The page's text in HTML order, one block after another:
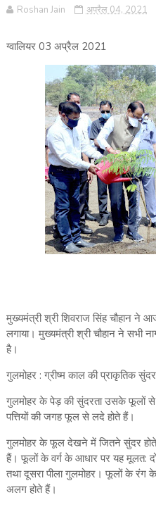
Roshan Jain अप्रैल 04, 2021
ग्वालियर 03 अप्रैल 2021
मुख्यमंत्री श्री शिवराज सिंह चौहान ने
लगाया। मुख्यमंत्री श्री चौहान ने सभी
है।
गुलमोहर : ग्रीष्म काल की प्राकृतिक
गुलमोहर के पेड़ की सुंदरता उसके फूलों से
पत्तियों की जगह फूल से लदे होते हैं।
गुलमोहर के फूल देखने में जितने सुंदर होते
हैं। फूलों के वर्ग के आधार पर यह मूलत:
तथा दूसरा पीला गुलमोहर। फूलों के
अलग होते हैं।